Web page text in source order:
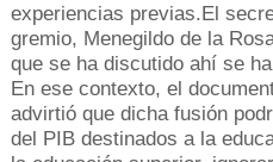
experiencias previas.El
gremio, Menegildo de la
que se ha discutido ahí se
En ese contexto, el
advirtió que dicha fusión
del PIB destinados a la